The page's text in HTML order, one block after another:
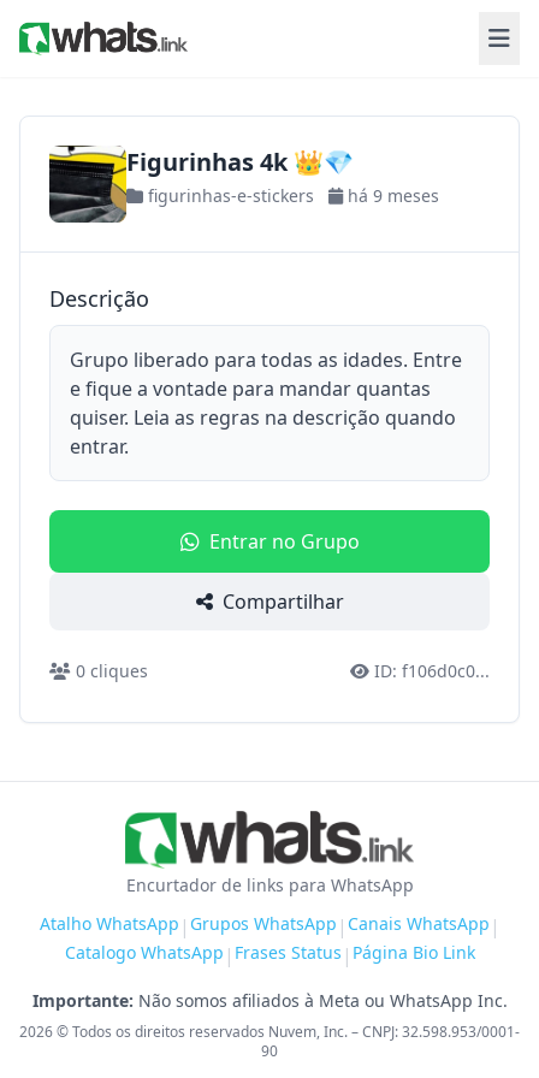
Figurinhas 4k 👑💎
figurinhas-e-stickers há 9 meses
Descrição
Grupo liberado para todas as idades. Entre
e fique a vontade para mandar quantas
quiser. Leia as regras na descrição quando
entrar.
Entrar no Grupo
Compartilhar
0 cliques ID: f106d0c0...
Encurtador de links para WhatsApp
Atalho WhatsApp | Grupos WhatsApp | Canais WhatsApp |
Catalogo WhatsApp | Frases Status | Página Bio Link
Importante: Não somos afiliados à Meta ou WhatsApp Inc.
2026© Todos os direitos reservados Nuvem, Inc. – CNPJ: 32.598.953/0001-
90